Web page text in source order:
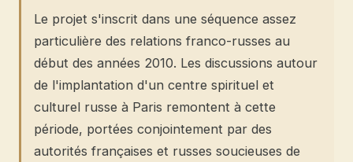
Le projet s'inscrit dans une séquence assez
particulière des relations franco-russes au
début des années 2010. Les discussions autour
de l'implantation d'un centre spirituel et
culturel russe à Paris remontent à cette
période, portées conjointement par des
autorités françaises et russes soucieuses de